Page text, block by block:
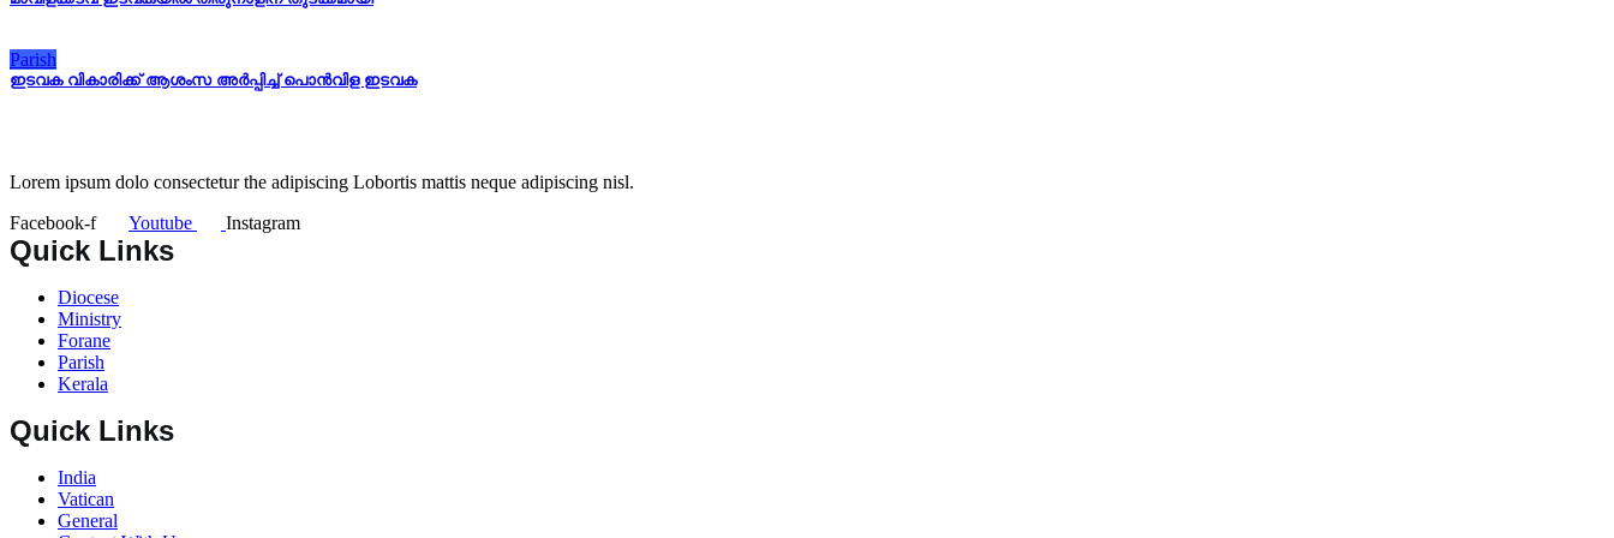
Parish
ഇടവക വികാരിക്ക് ആശംസ അർപ്പിച്ച് പൊൻവിള ഇടവക
Lorem ipsum dolo consectetur the adipiscing Lobortis mattis neque adipiscing nisl.
Facebook-f
Youtube Instagram
Quick Links
Diocese
Ministry
Forane
Parish
Kerala
Quick Links
India
Vatican
General